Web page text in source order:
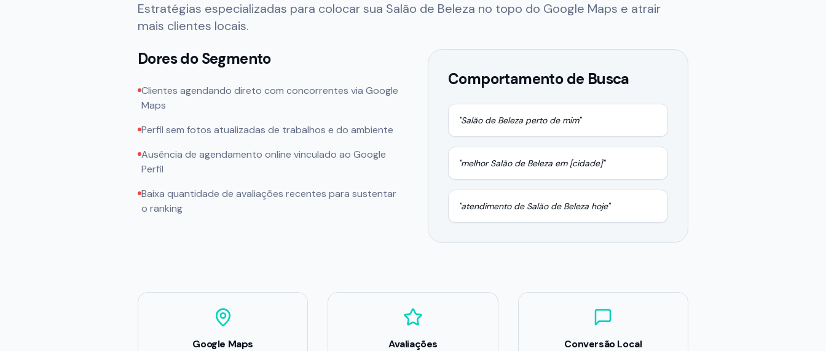
Estratégias especializadas para colocar sua Salão de Beleza no topo do Google Maps e atrair
mais clientes locais.
Dores do Segmento
Clientes agendando direto com concorrentes via Google
Maps
Perfil sem fotos atualizadas de trabalhos e do ambiente
Ausência de agendamento online vinculado ao Google
Perfil
Baixa quantidade de avaliações recentes para sustentar
o ranking
Comportamento de Busca
"Salão de Beleza perto de mim"
"melhorSalão de Beleza em [cidade]"
"atendimento de Salão de Beleza hoje"
Google Maps Avaliações Conversão Local